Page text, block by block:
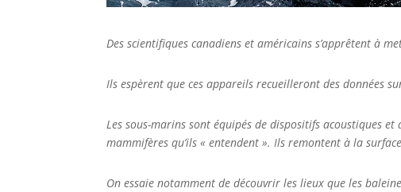
Des scientifiques canadiens et américains s’apprêtent à
Ils espèrent que ces appareils recueilleront des données
Les sous-marins sont équipés de dispositifs acoustiques
mammifères qu’ils « entendent ». Ils remontent à la
On essaie notamment de découvrir les lieux que les